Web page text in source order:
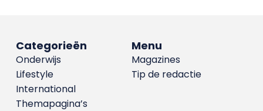
Menu
Magazines
Tip de redactie
Categorieën
Onderwijs
Lifestyle
International
Themapagina’s